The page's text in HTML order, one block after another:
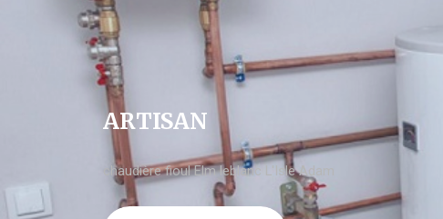
ARTISAN
chaudière fioul Elm leblanc L'Isle Adam